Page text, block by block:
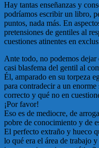
Hay tantas enseñanzas y
podríamos escribir un libro,
puntos, nada más. En
pretensiones de gentiles al
cuestiones atinentes en
Ante todo, no podemos
casi blasfema del gentil al
Él, amparado en su torpeza
para contradecir a un
correcto y qué no en
¡Por favor!
Eso es de mediocre, de
pobre de conocimiento y de
El perfecto extraño y hueco
lo qué era el área de trabajo